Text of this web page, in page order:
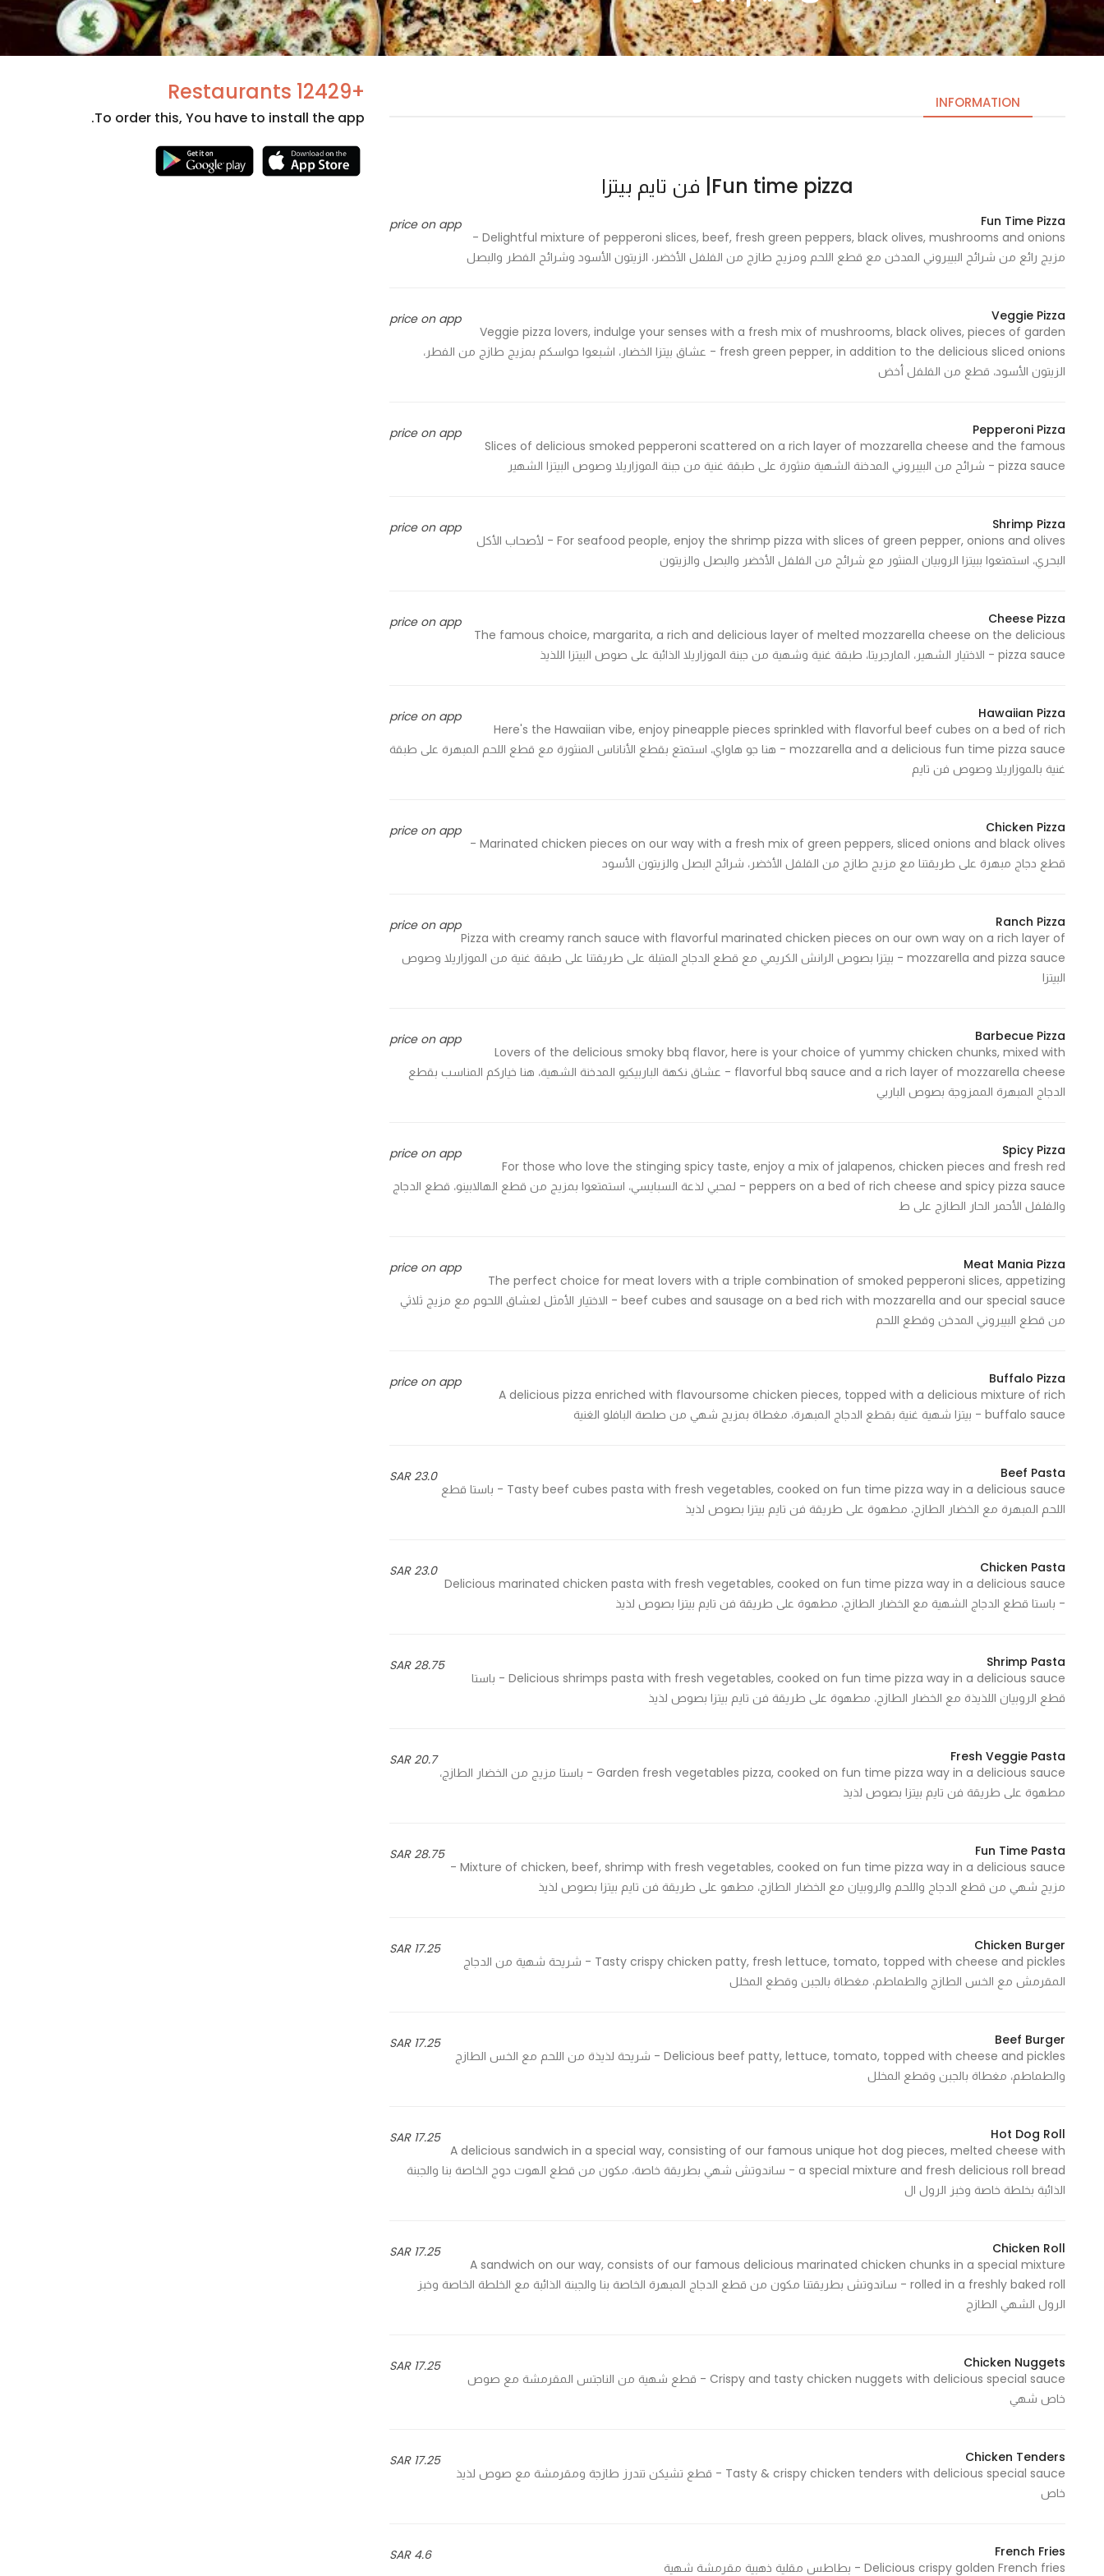
INFORMATION
Fun time pizza| فن تايم بيتزا
price on app
Fun Time Pizza
Delightful mixture of pepperoni slices, beef, fresh green peppers, black olives, mushrooms and onions -
مزيج رائع من شرائح البيبروني المدخن مع قطع اللحم ومزيج طازج من الفلفل الأخضر، الزيتون الأسود وشرائح الفطر والبصل
price on app
Veggie Pizza
Veggie pizza lovers, indulge your senses with a fresh mix of mushrooms, black olives, pieces of garden
fresh green pepper, in addition to the delicious sliced onions - عشاق بيتزا الخضار، اشبعوا حواسكم بمزيج طازج من الفطر،
الزيتون الأسود، قطع من الفلفل أخض
price on app
Pepperoni Pizza
Slices of delicious smoked pepperoni scattered on a rich layer of mozzarella cheese and the famous
pizza sauce - شرائح من البيبروني المدخنة الشهية منثورة على طبقة غنية من جبنة الموزاريلا وصوص البيتزا الشهير
price on app
Shrimp Pizza
For seafood people, enjoy the shrimp pizza with slices of green pepper, onions and olives - لأصحاب الأكل
البحري، استمتعوا ببيتزا الروبيان المنثور مع شرائح من الفلفل الأخضر والبصل والزيتون
price on app
Cheese Pizza
The famous choice, margarita, a rich and delicious layer of melted mozzarella cheese on the delicious
pizza sauce - الاختيار الشهير، المارجريتا، طبقة غنية وشهية من جبنة الموزاريلا الذائبة على صوص البيتزا اللذيذ
price on app
Hawaiian Pizza
Here's the Hawaiian vibe, enjoy pineapple pieces sprinkled with flavorful beef cubes on a bed of rich
mozzarella and a delicious fun time pizza sauce - هنا جو هاواي، استمتع بقطع الأناناس المنثورة مع قطع اللحم المبهرة على طبقة
غنية بالموزاريلا وصوص فن تايم
price on app
Chicken Pizza
Marinated chicken pieces on our way with a fresh mix of green peppers, sliced onions and black olives -
قطع دجاج مبهرة على طريقتنا مع مزيج طازج من الفلفل الأخضر، شرائح البصل والزيتون الأسود
price on app
Ranch Pizza
Pizza with creamy ranch sauce with flavorful marinated chicken pieces on our own way on a rich layer of
mozzarella and pizza sauce - بيتزا بصوص الرانش الكريمي مع قطع الدجاج المتبلة على طريقتنا على طبقة غنية من الموزاريلا وصوص
البيتزا
price on app
Barbecue Pizza
Lovers of the delicious smoky bbq flavor, here is your choice of yummy chicken chunks, mixed with
flavorful bbq sauce and a rich layer of mozzarella cheese - عشاق نكهة الباربيكيو المدخنة الشهية، هنا خياركم المناسب بقطع
الدجاج المبهرة الممزوجة بصوص الباربي
price on app
Spicy Pizza
For those who love the stinging spicy taste, enjoy a mix of jalapenos, chicken pieces and fresh red
peppers on a bed of rich cheese and spicy pizza sauce - لمحبي لذعة السبايسي، استمتعوا بمزيج من قطع الهالابينو، قطع الدجاج
والفلفل الأحمر الحار الطازج على ط
price on app
Meat Mania Pizza
The perfect choice for meat lovers with a triple combination of smoked pepperoni slices, appetizing
beef cubes and sausage on a bed rich with mozzarella and our special sauce - الاختيار الأمثل لعشاق اللحوم مع مزيج ثلاثي
من قطع البيبروني المدخن وقطع اللحم
price on app
Buffalo Pizza
A delicious pizza enriched with flavoursome chicken pieces, topped with a delicious mixture of rich
buffalo sauce - بيتزا شهية غنية بقطع الدجاج المبهرة، مغطاة بمزيج شهي من صلصة البافلو الغنية
23.0 SAR
Beef Pasta
Tasty beef cubes pasta with fresh vegetables, cooked on fun time pizza way in a delicious sauce - باستا قطع
اللحم المبهرة مع الخضار الطازج، مطهوة على طريقة فن تايم بيتزا بصوص لذيذ
23.0 SAR
Chicken Pasta
Delicious marinated chicken pasta with fresh vegetables, cooked on fun time pizza way in a delicious sauce
- باستا قطع الدجاج الشهية مع الخضار الطازج، مطهوة على طريقة فن تايم بيتزا بصوص لذيذ
28.75 SAR
Shrimp Pasta
Delicious shrimps pasta with fresh vegetables, cooked on fun time pizza way in a delicious sauce - باستا
قطع الروبيان اللذيذة مع الخضار الطازج، مطهوة على طريقة فن تايم بيتزا بصوص لذيذ
20.7 SAR
Fresh Veggie Pasta
Garden fresh vegetables pizza, cooked on fun time pizza way in a delicious sauce - باستا مزيج من الخضار الطازج،
مطهوة على طريقة فن تايم بيتزا بصوص لذيذ
28.75 SAR
Fun Time Pasta
Mixture of chicken, beef, shrimp with fresh vegetables, cooked on fun time pizza way in a delicious sauce -
مزيج شهي من قطع الدجاج واللحم والروبيان مع الخضار الطازج، مطهو على طريقة فن تايم بيتزا بصوص لذيذ
17.25 SAR
Chicken Burger
Tasty crispy chicken patty, fresh lettuce, tomato, topped with cheese and pickles - شريحة شهية من الدجاج
المقرمش مع الخس الطازج والطماطم، مغطاة بالجبن وقطع المخلل
17.25 SAR
Beef Burger
Delicious beef patty, lettuce, tomato, topped with cheese and pickles - شريحة لذيذة من اللحم مع الخس الطازج
والطماطم، مغطاة بالجبن وقطع المخلل
17.25 SAR
Hot Dog Roll
A delicious sandwich in a special way, consisting of our famous unique hot dog pieces, melted cheese with
a special mixture and fresh delicious roll bread - ساندوتش شهي بطريقة خاصة، مكون من قطع الهوت دوج الخاصة بنا والجبنة
الذائبة بخلطة خاصة وخبز الرول ال
17.25 SAR
Chicken Roll
A sandwich on our way, consists of our famous delicious marinated chicken chunks in a special mixture
rolled in a freshly baked roll - ساندوتش بطريقتنا مكون من قطع الدجاج المبهرة الخاصة بنا والجبنة الذائبة مع الخلطة الخاصة وخبز
الرول الشهي الطازج
17.25 SAR
Chicken Nuggets
Crispy and tasty chicken nuggets with delicious special sauce - قطع شهية من الناجتس المقرمشة مع صوص
خاص شهي
17.25 SAR
Chicken Tenders
Tasty & crispy chicken tenders with delicious special sauce - قطع تشيكن تندرز طازجة ومقرمشة مع صوص لذيذ
خاص
4.6 SAR
French Fries
Delicious crispy golden French fries - بطاطس مقلية ذهبية مقرمشة شهية
+12429 Restaurants
To order this, You have to install the app.
cookies
are not
optional.
for the
website to
function.
Statistics
In order for
us to
website's
functionality
and
based on
how the
website is
Experience
In order for
our website
possible
visit. If you
these
cookies,
some
functionality
from the
website.
your
interests and
behavior as
increase the
chance of
seeing
personalized